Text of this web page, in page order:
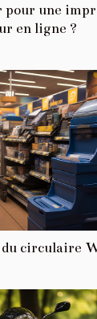
pour une
en ligne ?
circulaire